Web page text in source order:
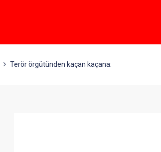
Terör örgütünden kaçan kaçana: